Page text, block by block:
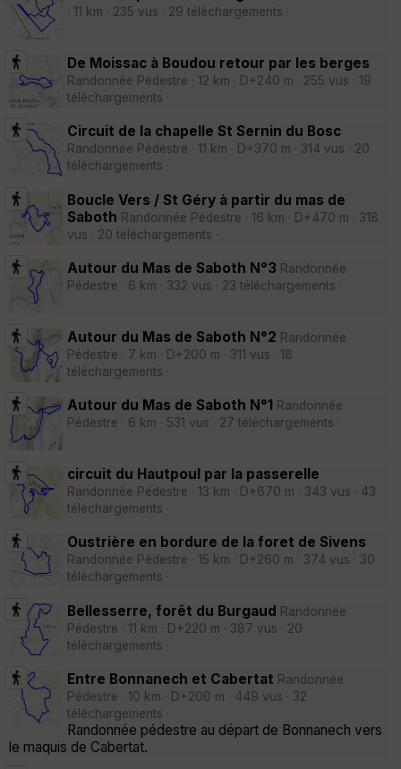
· 11 km · 235 vus · 29 téléchargements ·
De Moissac à Boudou retour par les berges
Randonnée Pédestre · 12 km · D+240 m · 255 vus · 19
téléchargements ·
Circuit de la chapelle St Sernin du Bosc
Randonnée Pédestre · 11 km · D+370 m · 314 vus · 20
téléchargements ·
Boucle Vers / St Géry à partir du mas de
Saboth Randonnée Pédestre · 16 km · D+470 m · 318
vus · 20 téléchargements ·
Autour du Mas de Saboth N°3 Randonnée
Pédestre · 6 km · 332 vus · 23 téléchargements ·
Autour du Mas de Saboth N°2 Randonnée
Pédestre · 7 km · D+200 m · 311 vus · 18
téléchargements ·
Autour du Mas de Saboth N°1 Randonnée
Pédestre · 6 km · 531 vus · 27 téléchargements ·
circuit du Hautpoul par la passerelle
Randonnée Pédestre · 13 km · D+670 m · 343 vus · 43
téléchargements ·
Oustrière en bordure de la foret de Sivens
Randonnée Pédestre · 15 km · D+260 m · 374 vus · 30
téléchargements ·
Bellesserre, forêt du Burgaud Randonnée
Pédestre · 11 km · D+220 m · 387 vus · 20
téléchargements ·
Entre Bonnanech et Cabertat Randonnée
Pédestre · 10 km · D+200 m · 449 vus · 32
téléchargements ·
Randonnée pédestre au départ de Bonnanech vers
le maquis de Cabertat.